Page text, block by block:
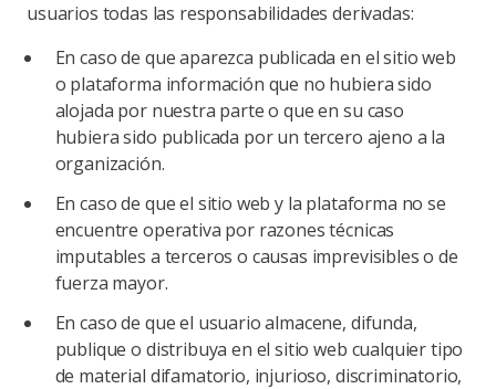
usuarios todas las responsabilidades derivadas:
En caso de que aparezca publicada en el sitio web
o plataforma información que no hubiera sido
alojada por nuestra parte o que en su caso
hubiera sido publicada por un tercero ajeno a la
organización.
En caso de que el sitio web y la plataforma no se
encuentre operativa por razones técnicas
imputables a terceros o causas imprevisibles o de
fuerza mayor.
En caso de que el usuario almacene, difunda,
publique o distribuya en el sitio web cualquier tipo
de material difamatorio, injurioso, discriminatorio,